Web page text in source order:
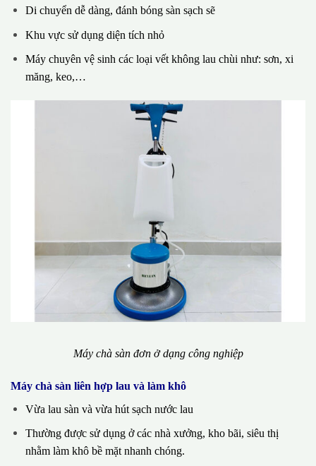
Di chuyển dễ dàng, đánh bóng sàn sạch sẽ
Khu vực sử dụng diện tích nhỏ
Máy chuyên vệ sinh các loại vết không lau chùi như: sơn, xi
măng, keo,…
Máy chà sàn đơn ở dạng công nghiệp
Máy chà sàn liên hợp lau và làm khô
Vừa lau sàn và vừa hút sạch nước lau
Thường được sử dụng ở các nhà xưởng, kho bãi, siêu thị
nhằm làm khô bề mặt nhanh chóng.